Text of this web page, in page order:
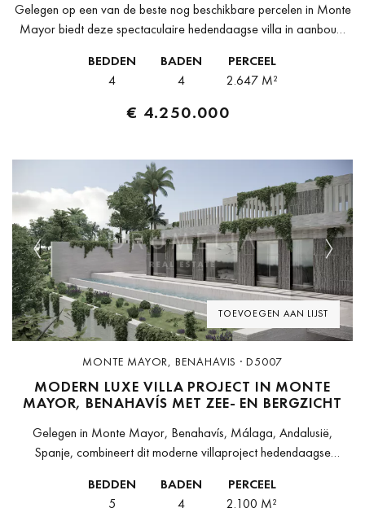
Gelegen op een van de beste nog beschikbare percelen in Monte
Mayor biedt deze spectaculaire hedendaagse villa in aanbouw
privacy en panoramisch open...
BEDDEN
4
BADEN
4
PERCEEL
2.647 M²
€ 4.250.000
TOEVOEGEN AAN LIJST
Previous Next
MONTE MAYOR, BENAHAVIS · D5007
MODERN LUXE VILLA PROJECT IN MONTE
MAYOR, BENAHAVÍS MET ZEE- EN BERGZICHT
Gelegen in Monte Mayor, Benahavís, Málaga, Andalusië,
Spanje, combineert dit moderne villaproject hedendaagse
Middellandse Zee en omliggende berglandschap. Het perceel is
gesitueerd...
BEDDEN
5
BADEN
4
PERCEEL
2.100 M²